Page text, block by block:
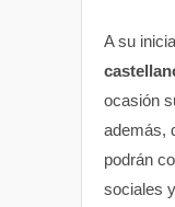
A su
ocasión
además,
podrán
sociales